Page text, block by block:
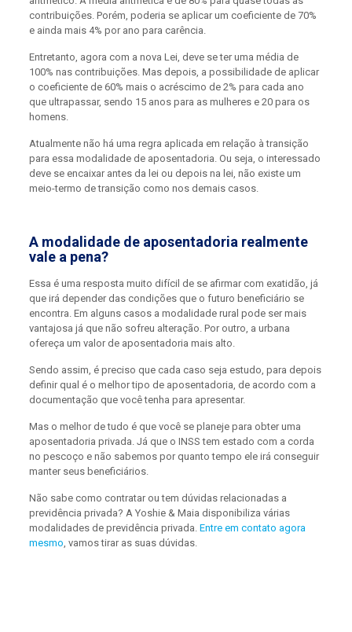
contribuições. Porém, poderia se aplicar um coeficiente de 70%
e ainda mais 4% por ano para carência.
Entretanto, agora com a nova Lei, deve se ter uma média de
100% nas contribuições. Mas depois, a possibilidade de aplicar
o coeficiente de 60% mais o acréscimo de 2% para cada ano
que ultrapassar, sendo 15 anos para as mulheres e 20 para os
homens.
Atualmente não há uma regra aplicada em relação à transição
para essa modalidade de aposentadoria. Ou seja, o interessado
deve se encaixar antes da lei ou depois na lei, não existe um
meio-termo de transição como nos demais casos.
A modalidade de aposentadoria realmente
vale a pena?
Essa é uma resposta muito difícil de se afirmar com exatidão, já
que irá depender das condições que o futuro beneficiário se
encontra. Em alguns casos a modalidade rural pode ser mais
vantajosa já que não sofreu alteração. Por outro, a urbana
ofereça um valor de aposentadoria mais alto.
Sendo assim, é preciso que cada caso seja estudo, para depois
definir qual é o melhor tipo de aposentadoria, de acordo com a
documentação que você tenha para apresentar.
Mas o melhor de tudo é que você se planeje para obter uma
aposentadoria privada. Já que o INSS tem estado com a corda
no pescoço e não sabemos por quanto tempo ele irá conseguir
manter seus beneficiários.
Não sabe como contratar ou tem dúvidas relacionadas a
previdência privada? A Yoshie & Maia disponibiliza várias
modalidades de previdência privada. Entre em contato agora
mesmo, vamos tirar as suas dúvidas.